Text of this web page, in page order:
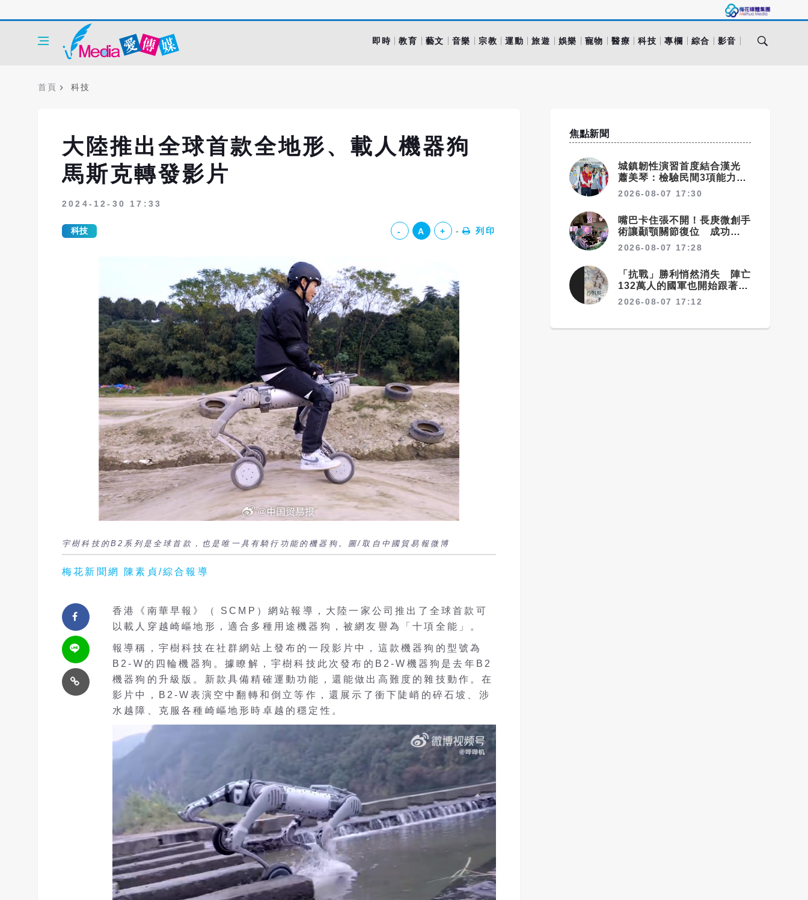
即時 教育 藝文 音樂 宗教 運動 旅遊 娛樂 寵物 醫療 科技 專欄 綜合 影音
首頁 科技
大陸推出全球首款全地形、載人機器狗
馬斯克轉發影片
2024-12-30 17:33
科技 - A + 列印
宇樹科技的B2系列是全球首款，也是唯一具有騎行功能的機器狗。圖/取自中國貿易報微博
梅花新聞網 陳素貞/綜合報導
香港 《南華早報》（
SCMP）網站報導，大陸一家公司推出了全球首款可
以載人穿越崎嶇地形，適合多種用途機器狗，被網友譽為「十項全能」。
報導稱，宇樹科技在社群網站上發布的一段影片中，這款機器狗的型號為
B2-W的四輪機器狗。據瞭解，宇樹科技此次發布的B2-W機器狗是去年B2
機器狗的升級版。新款具備精確運動功能，還能做出高難度的雜技動作。在
影片中，B2-W表演空中翻轉和倒立等作，還展示了衝下陡峭的碎石坡、涉
水越障、克服各種崎嶇地形時卓越的穩定性。
焦點新聞
城鎮韌性演習首度結合漢光
蕭美琴：檢驗民間3項能力展
現防衛韌性（已完稿）
2026-08-07 17:30
嘴巴卡住張不開！長庚微創手
術讓顳顎關節復位 成功率達
97%
2026-08-07 17:28
「抗戰」勝利悄然消失 陣亡
132萬人的國軍也開始跟著賴
清德喊「終戰」了
2026-08-07 17:12